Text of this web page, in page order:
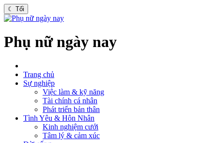
☾ Tối
Phụ nữ ngày nay
Trang chủ
Sự nghiệp
Việc làm & kỹ năng
Tài chính cá nhân
Phát triển bản thân
Tình Yêu & Hôn Nhân
Kinh nghiệm cưới
Tâm lý & cảm xúc